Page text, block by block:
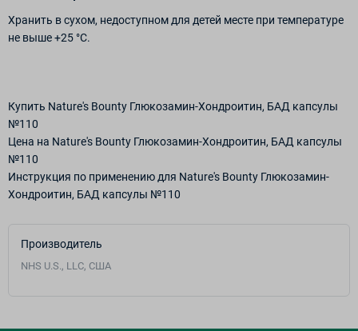
Хранить в сухом, недоступном для детей месте при температуре
не выше +25 °С.
Купить Nature's Bounty Глюкозамин-Хондроитин, БАД капсулы
№110
Цена на Nature's Bounty Глюкозамин-Хондроитин, БАД капсулы
№110
Инструкция по применению для Nature's Bounty Глюкозамин-
Хондроитин, БАД капсулы №110
Производитель
NHS U.S., LLC, США